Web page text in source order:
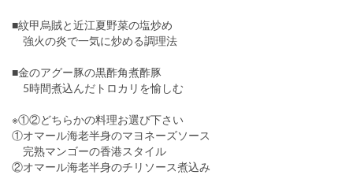
■紋甲烏賊と近江夏野菜の塩炒め
強火の炎で一気に炒める調理法
■金のアグー豚の黒酢角煮酢豚
5時間煮込んだトロカリを愉しむ
※①②どちらかの料理お選び下さい
①オマール海老半身のマヨネーズソース
完熟マンゴーの香港スタイル
②オマール海老半身のチリソース煮込み